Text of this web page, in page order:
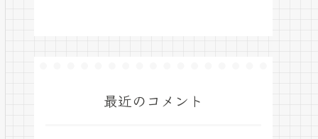
最近のコメント